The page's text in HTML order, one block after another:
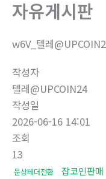
자유게시판
w6V_텔레
작성자
텔레@UPCOIN24
작성일
2026-06-16 14:01
조회
13
문상테더전환 잡코인판매